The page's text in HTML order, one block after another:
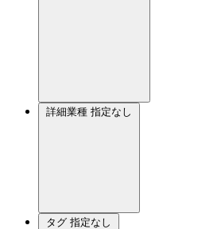
詳細業種 指定なし
タグ 指定なし